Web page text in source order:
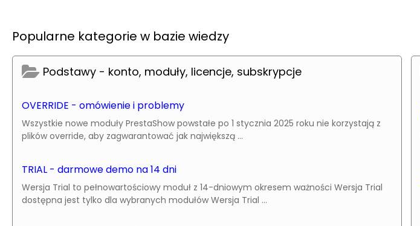
Popularne kategorie w bazie wiedzy
Podstawy - konto, moduły, licencje, subskrypcje
OVERRIDE - omówienie i problemy
Wszystkie nowe moduły PrestaShow powstałe po 1 stycznia 2025 roku nie korzystają z
plików override, aby zagwarantować jak największą ...
TRIAL - darmowe demo na 14 dni
Wersja Trial to pełnowartościowy moduł z 14-dniowym okresem ważności Wersja Trial
dostępna jest tylko dla wybranych modułów Wersja Trial ...